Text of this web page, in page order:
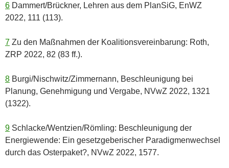
6 Dammert/Brückner, Lehren aus dem PlanSiG, EnWZ
2022, 111 (113).
7 Zu den Maßnahmen der Koalitionsvereinbarung: Roth,
ZRP 2022, 82 (83 ff.).
8 Burgi/Nischwitz/Zimmernann, Beschleunigung bei
Planung, Genehmigung und Vergabe, NVwZ 2022, 1321
(1322).
9 Schlacke/Wentzien/Römling: Beschleunigung der
Energiewende: Ein gesetzgeberischer Paradigmenwechsel
durch das Osterpaket?, NVwZ 2022, 1577.